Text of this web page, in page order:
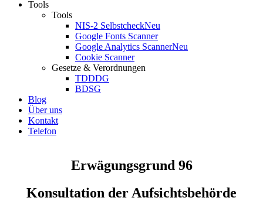
Tools
Tools
NIS-2 SelbstcheckNeu
Google Fonts Scanner
Google Analytics ScannerNeu
Cookie Scanner
Gesetze & Verordnungen
TDDDG
BDSG
Blog
Über uns
Kontakt
Telefon
Erwägungsgrund 96
Konsultation der Aufsichtsbehörde